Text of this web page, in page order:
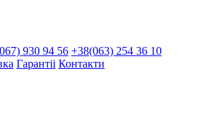
930 94 56 +38(063) 254 36 10
Гарантіi Контакти